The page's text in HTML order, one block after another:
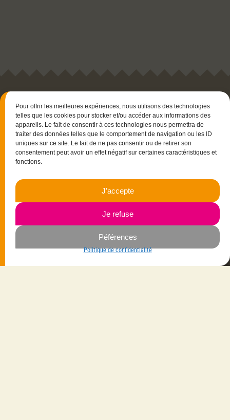
Pour offrir les meilleures expériences, nous utilisons des technologies
telles que les cookies pour stocker et/ou accéder aux informations des
appareils. Le fait de consentir à ces technologies nous permettra de
traiter des données telles que le comportement de navigation ou les ID
uniques sur ce site. Le fait de ne pas consentir ou de retirer son
consentement peut avoir un effet négatif sur certaines caractéristiques et
fonctions.
J’accepte
Je refuse
Péférences
Politique de confidentialité
15 rue Christophe Colomb
06.23.87.03.35
Navigation
Savoir-faire
Les matières
Mes créations
Bijoux
Maroquinerie